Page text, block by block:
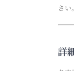
さい。
詳